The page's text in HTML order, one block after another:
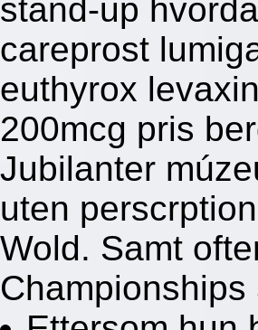
stand-up
careprost
euthyrox
200mcg pris
Jubilanter
uten
Wold. Samt